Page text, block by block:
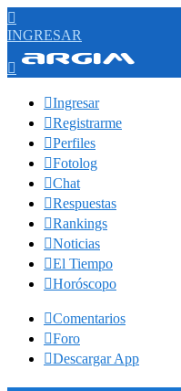

INGRESAR

Ingresar
Registrarme
Perfiles
Fotolog
Chat
Respuestas
Rankings
Noticias
El Tiempo
Horóscopo
Comentarios
Foro
Descargar App